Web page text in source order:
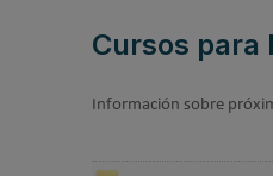
Cursos para
Información sobre